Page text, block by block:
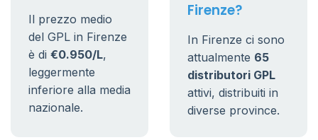
Il prezzo medio
del GPL in Firenze
è di €0.950/L,
leggermente
inferiore alla media
nazionale.
Firenze?
In Firenze ci sono
attualmente 65
distributori GPL
attivi, distribuiti in
diverse province.